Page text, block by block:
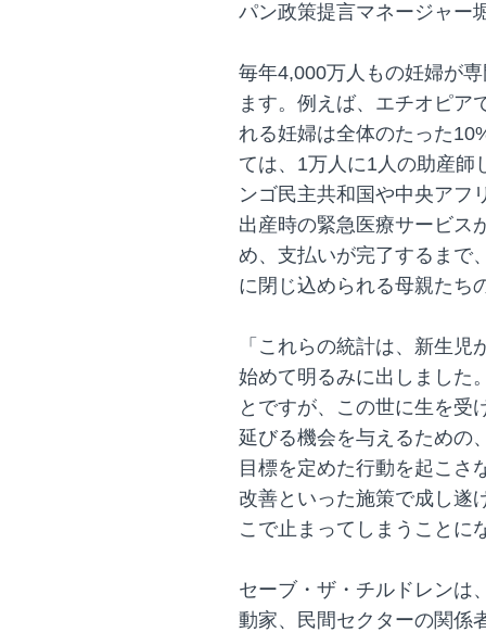
パン政策提言マネージャー
毎年4,000万人もの妊婦が
ます。例えば、エチオピア
れる妊婦は全体のたった
ては、1万人に1人の助産師
ンゴ民主共和国や中央アフ
出産時の緊急医療サービス
め、支払いが完了するまで
に閉じ込められる母親たち
「これらの統計は、新生
始めて明るみに出しました
とですが、この世に生を受
延びる機会を与えるための
目標を定めた行動を起こさ
改善といった施策で成し遂
こで止まってしまうことに
セーブ・ザ・チルドレンは
動家、民間セクターの関係